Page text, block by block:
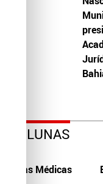
COLUNAS
Dicas Médicas